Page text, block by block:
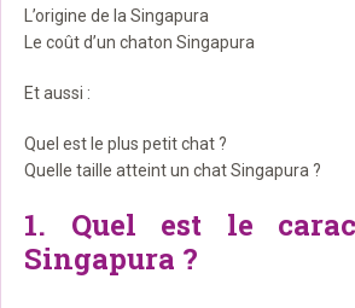
L’origine de la Singapura
Le coût d’un chaton Singapura
Et aussi :
Quel est le plus petit chat ?
Quelle taille atteint un chat Singapura ?
1. Quel est le
Singapura ?